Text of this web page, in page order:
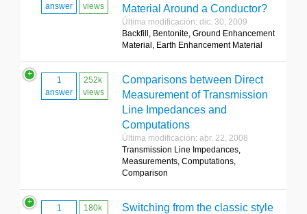
answer
views
Material Around a Conductor?
Última modificación: dic. 30, 2009
Backfill, Bentonite, Ground Enhancement
Material, Earth Enhancement Material
1
answer
252k
views
Comparisons between Direct
Measurement of Transmission
Line Impedances and
Computations
Última modificación: abr. 22, 2008
Transmission Line Impedances,
Measurements, Computations,
Comparison
1
180k
Switching from the classic style